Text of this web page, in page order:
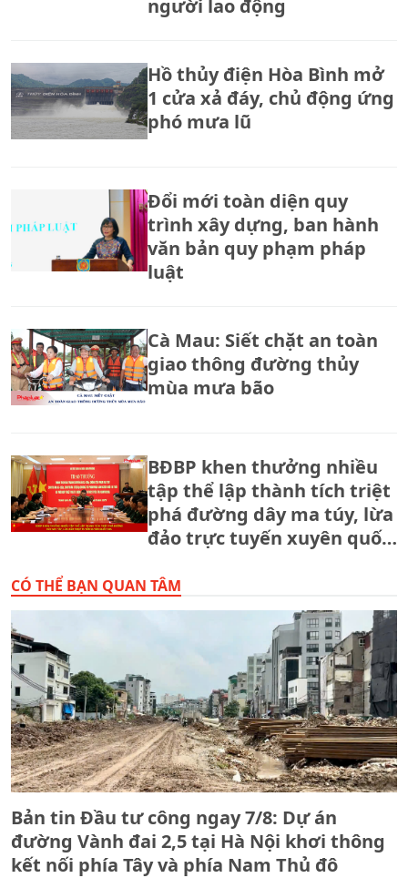
người lao động
Hồ thủy điện Hòa Bình mở
1 cửa xả đáy, chủ động ứng
phó mưa lũ
Đổi mới toàn diện quy
trình xây dựng, ban hành
văn bản quy phạm pháp
luật
Cà Mau: Siết chặt an toàn
giao thông đường thủy
mùa mưa bão
BĐBP khen thưởng nhiều
tập thể lập thành tích triệt
phá đường dây ma túy, lừa
đảo trực tuyến xuyên quốc
CÓ THỂ BẠN QUAN TÂM
Bản tin Đầu tư công ngay 7/8: Dự án
đường Vành đai 2,5 tại Hà Nội khơi thông
kết nối phía Tây và phía Nam Thủ đô